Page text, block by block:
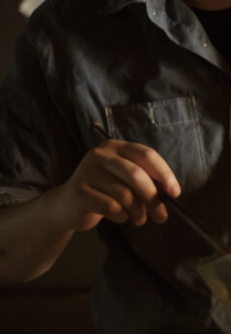
2026年2月号「良
2026年1月号
2025年12月